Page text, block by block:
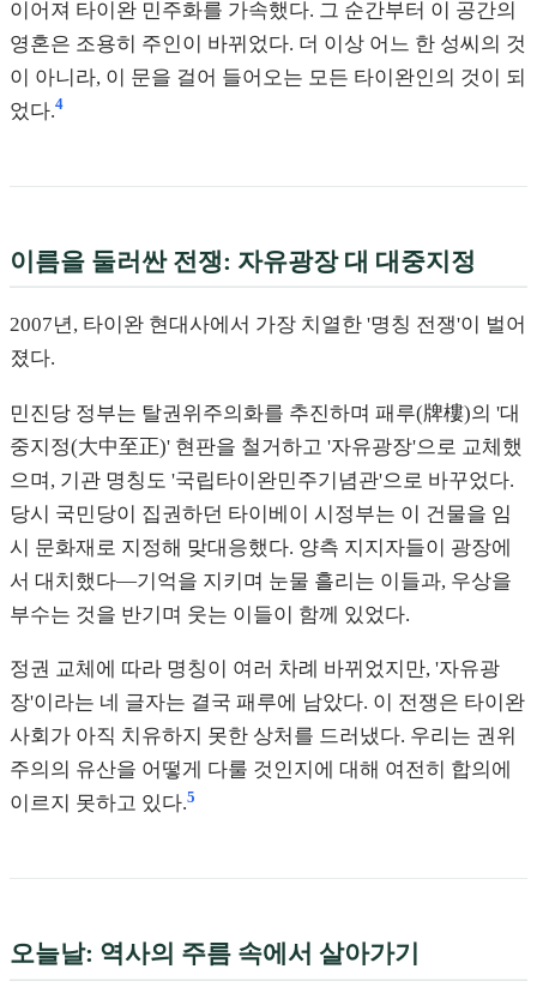
이어져 타이완 민주화를 가속했다. 그 순간부터 이 공간의
영혼은 조용히 주인이 바뀌었다. 더 이상 어느 한 성씨의 것
이 아니라, 이 문을 걸어 들어오는 모든 타이완인의 것이 되
었다.4
이름을 둘러싼 전쟁: 자유광장 대 대중지정
2007년, 타이완 현대사에서 가장 치열한 '명칭 전쟁'이 벌어
졌다.
민진당 정부는 탈권위주의화를 추진하며 패루(牌樓)의 '대
중지정(大中至正)' 현판을 철거하고 '자유광장'으로 교체했
으며, 기관 명칭도 '국립타이완민주기념관'으로 바꾸었다.
당시 국민당이 집권하던 타이베이 시정부는 이 건물을 임
시 문화재로 지정해 맞대응했다. 양측 지지자들이 광장에
서 대치했다—기억을 지키며 눈물 흘리는 이들과, 우상을
부수는 것을 반기며 웃는 이들이 함께 있었다.
정권 교체에 따라 명칭이 여러 차례 바뀌었지만, '자유광
장'이라는 네 글자는 결국 패루에 남았다. 이 전쟁은 타이완
사회가 아직 치유하지 못한 상처를 드러냈다. 우리는 권위
주의의 유산을 어떻게 다룰 것인지에 대해 여전히 합의에
이르지 못하고 있다.5
오늘날: 역사의 주름 속에서 살아가기